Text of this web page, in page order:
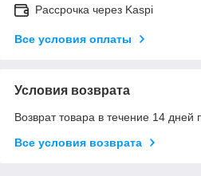
Рассрочка через Kaspi
Все условия оплаты
Условия возврата
Возврат товара в течение 14 дней
Все условия возврата